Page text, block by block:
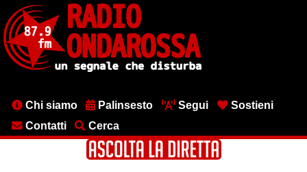
contenuto
principale
MenuChi siamo Palinsesto Segui
Sostieni
Contatti
Cerca